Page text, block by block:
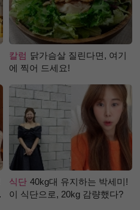
칼럼 닭가슴살 질린다면, 여기
에 찍어 드세요!
식단 40kg대 유지하는 박세미!
이 식단으로, 20kg 감량했다?